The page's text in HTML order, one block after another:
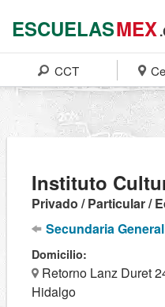
ESCUELASMEX
CCT
Instituto
Privado / Particular /
Secundaria General
Domicilio:
Retorno Lanz Duret
Hidalgo